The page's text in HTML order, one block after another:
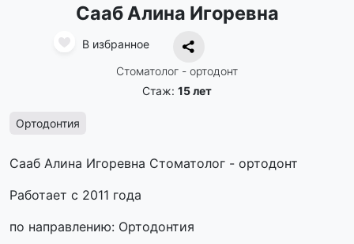
Сааб Алина Игоревна
В избранное
Стоматолог - ортодонт
Стаж: 15 лет
Ортодонтия
Сааб Алина Игоревна Стоматолог - ортодонт
Работает с 2011 года
по направлению: Ортодонтия